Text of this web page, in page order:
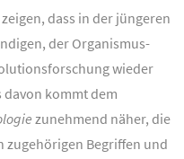
zeigen, dass in der jüngeren
der Organismus-
wieder
kommt dem
zunehmend näher, die
zugehörigen Begriffen und